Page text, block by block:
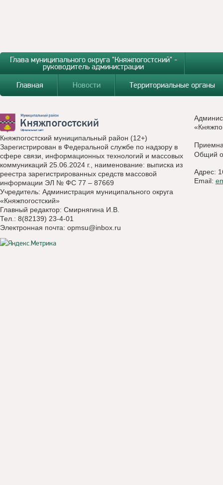
Глава муниципального округа "Княжпогостский" -
руководитель администрации
Главная
Новости Территориальные органы
Княжпогостский муниципальный район (12+)
Зарегистрирован в Федеральной службе по надзору в
сфере связи, информационных технологий и массовых
коммуникаций 25.06.2024 г., наименование: выписка из
реестра зарегистрированных средств массовой
информации ЭЛ № ФС 77 – 87669
Учредитель: Администрация муниципального округа
«Княжпогостский»
Главный редактор: Смирнягина И.В.
Тел.: 8(82139) 23-4-01
Электронная почта: opmsu@inbox.ru
Общий
Адрес:
Email: